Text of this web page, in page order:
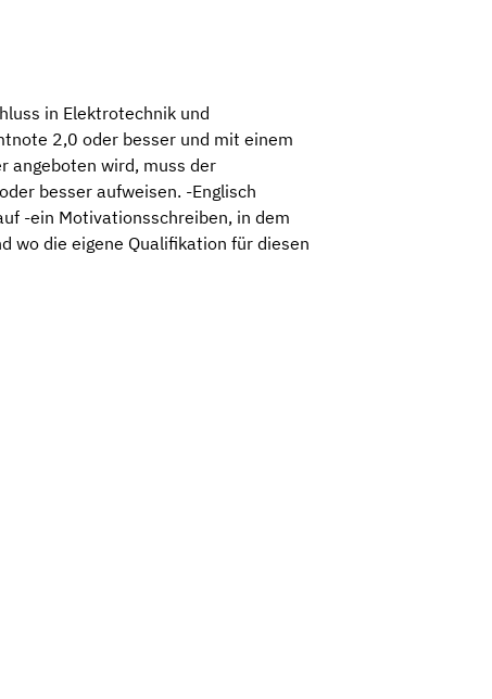
in Elektrotechnik und
2,0 oder besser und mit einem
angeboten wird, muss der
besser aufweisen. -Englisch
-ein Motivationsschreiben, in dem
wo die eigene Qualifikation für diesen